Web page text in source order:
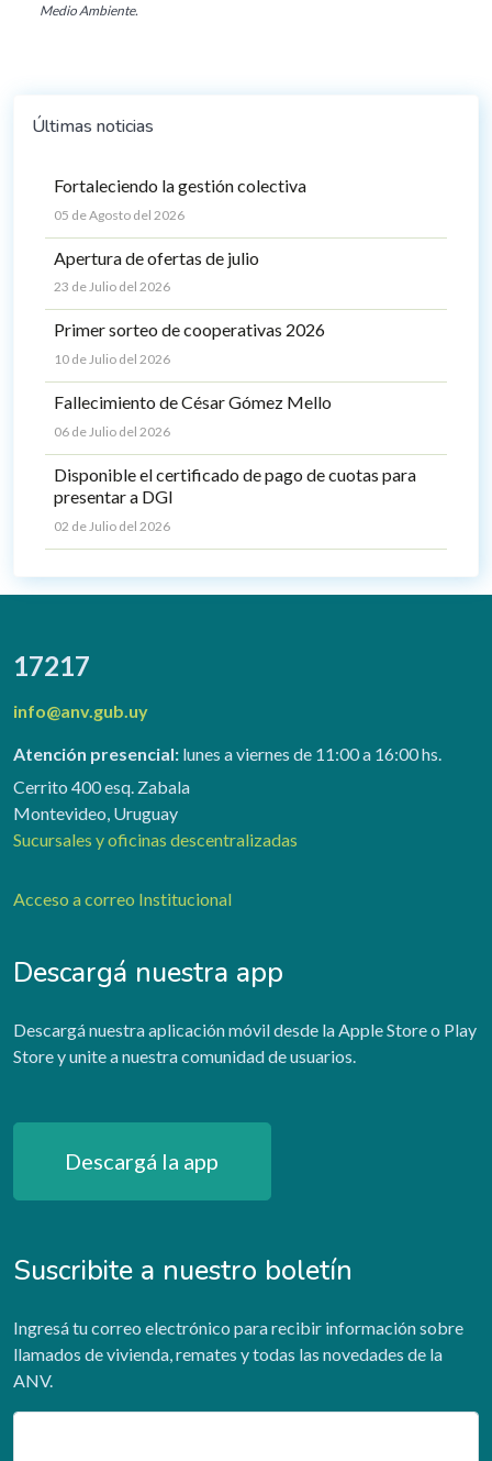
Medio Ambiente.
Últimas noticias
Fortaleciendo la gestión colectiva
05 de Agosto del 2026
Apertura de ofertas de julio
23 de Julio del 2026
Primer sorteo de cooperativas 2026
10 de Julio del 2026
Fallecimiento de César Gómez Mello
06 de Julio del 2026
Disponible el certificado de pago de cuotas para
presentar a DGI
02 de Julio del 2026
17217
info@anv.gub.uy
Atención presencial: lunes a viernes de 11:00 a 16:00 hs.
Cerrito 400 esq. Zabala
Montevideo, Uruguay
Sucursales y oficinas descentralizadas
Acceso a correo Institucional
Descargá nuestra app
Descargá nuestra aplicación móvil desde la Apple Store o Play
Store y unite a nuestra comunidad de usuarios.
Descargá la app
Suscribite a nuestro boletín
Ingresá tu correo electrónico para recibir información sobre
llamados de vivienda, remates y todas las novedades de la
ANV.
Email